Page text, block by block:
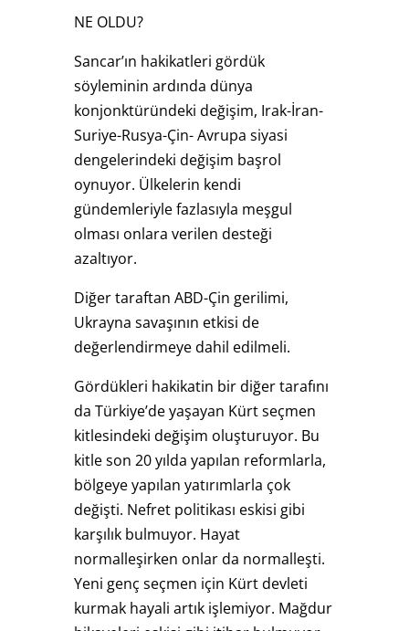
NE OLDU?
Sancar’ın hakikatleri gördük
söyleminin ardında dünya
konjonktüründeki değişim, Irak-İran-
Suriye-Rusya-Çin- Avrupa siyasi
dengelerindeki değişim başrol
oynuyor. Ülkelerin kendi
gündemleriyle fazlasıyla meşgul
olması onlara verilen desteği
azaltıyor.
Diğer taraftan ABD-Çin gerilimi,
Ukrayna savaşının etkisi de
değerlendirmeye dahil edilmeli.
Gördükleri hakikatin bir diğer tarafını
da Türkiye’de yaşayan Kürt seçmen
kitlesindeki değişim oluşturuyor. Bu
kitle son 20 yılda yapılan reformlarla,
bölgeye yapılan yatırımlarla çok
değişti. Nefret politikası eskisi gibi
karşılık bulmuyor. Hayat
normalleşirken onlar da normalleşti.
Yeni genç seçmen için Kürt devleti
kurmak hayali artık işlemiyor. Mağdur